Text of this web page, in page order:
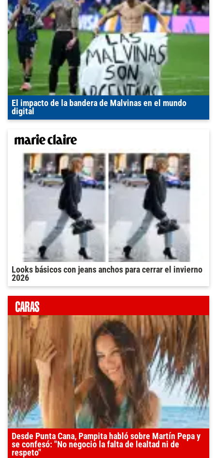
El impacto de la bandera de Malvinas en el mundo
digital
Looks básicos con jeans anchos para cerrar el invierno
2026
Desde Punta Cana, Pampita habló sobre Martín Pepa y
se confesó: "No negocio la falta de lealtad ni de
respeto"